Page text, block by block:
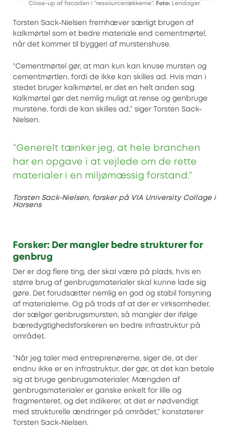
Close-up af facaden i “ressourcerækkerne”. Foto:Lendager.
Torsten Sack-Nielsen fremhæver særligt brugen af
kalkmørtel som et bedre materiale end cementmørtel,
når det kommer til byggeri af murstenshuse.
“Cementmørtel gør, at man kun kan knuse mursten og
cementmørtlen, fordi de ikke kan skilles ad. Hvis man i
stedet bruger kalkmørtel, er det en helt anden sag.
Kalkmørtel gør det nemlig muligt at rense og genbruge
murstene, fordi de kan skilles ad,” siger Torsten Sack-
Nielsen.
“Generelt tænker jeg, at hele branchen
har en opgave i at vejlede om de rette
materialer i en miljømæssig forstand.”
Torsten Sack-Nielsen, forsker på VIA University Collage i
Horsens
Forsker: Der mangler bedre strukturer for
genbrug
Der er dog flere ting, der skal være på plads, hvis en
større brug af genbrugsmaterialer skal kunne lade sig
gøre. Det forudsætter nemlig en god og stabil forsyning
af materialerne. Og på trods af at der er virksomheder,
der sælger genbrugsmursten, så mangler der ifølge
bæredygtighedsforskeren en bedre infrastruktur på
området.
“Når jeg taler med entreprenørerne, siger de, at der
endnu ikke er en infrastruktur, der gør, at det kan betale
sig at bruge genbrugsmaterialer. Mængden af
genbrugsmaterialer er ganske enkelt for lille og
fragmenteret, og det indikerer, at det er nødvendigt
med strukturelle ændringer på området,” konstaterer
Torsten Sack-Nielsen.